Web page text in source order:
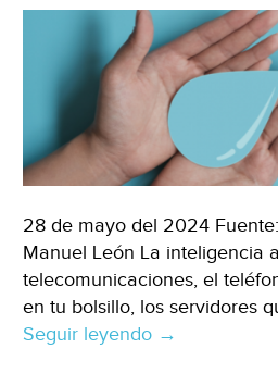
28 de mayo del 2024
Manuel León La inteligencia
telecomunicaciones, el
en tu bolsillo, los servidores
Seguir leyendo México
→